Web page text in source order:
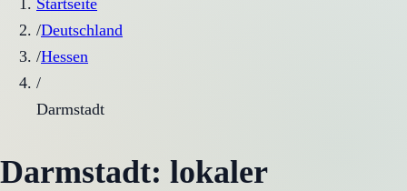
Startseite
/Deutschland
/Hessen
/
Darmstadt
Darmstadt: lokaler